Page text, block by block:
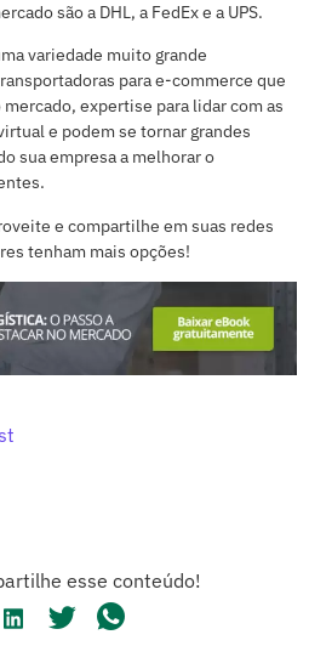
são a DHL, a FedEx e a UPS.
variedade muito grande
para e-commerce que
expertise para lidar com as
e podem se tornar grandes
sua empresa a melhorar o
e compartilhe em suas redes
tenham mais opções!
esse conteúdo!